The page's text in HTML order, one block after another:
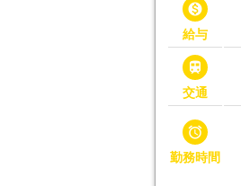

給与

交通

勤務時間